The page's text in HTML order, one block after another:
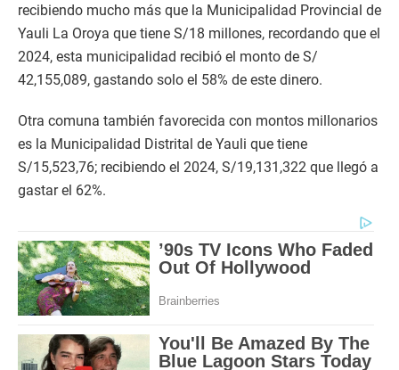
recibiendo mucho más que la Municipalidad Provincial de
Yauli La Oroya que tiene S/18 millones, recordando que el
2024, esta municipalidad recibió el monto de S/
42,155,089, gastando solo el 58% de este dinero.
Otra comuna también favorecida con montos millonarios
es la Municipalidad Distrital de Yauli que tiene
S/15,523,76; recibiendo el 2024, S/19,131,322 que llegó a
gastar el 62%.